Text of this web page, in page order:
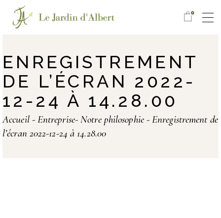
0
ENREGISTREMENT
DE L’ÉCRAN 2022-
12-24 À 14.28.00
Accueil Entreprise- Notre philosophie
Enregistrement de
l’écran 2022-12-24 à 14.28.00